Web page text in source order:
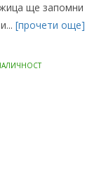
ще запомни
[прочети още]